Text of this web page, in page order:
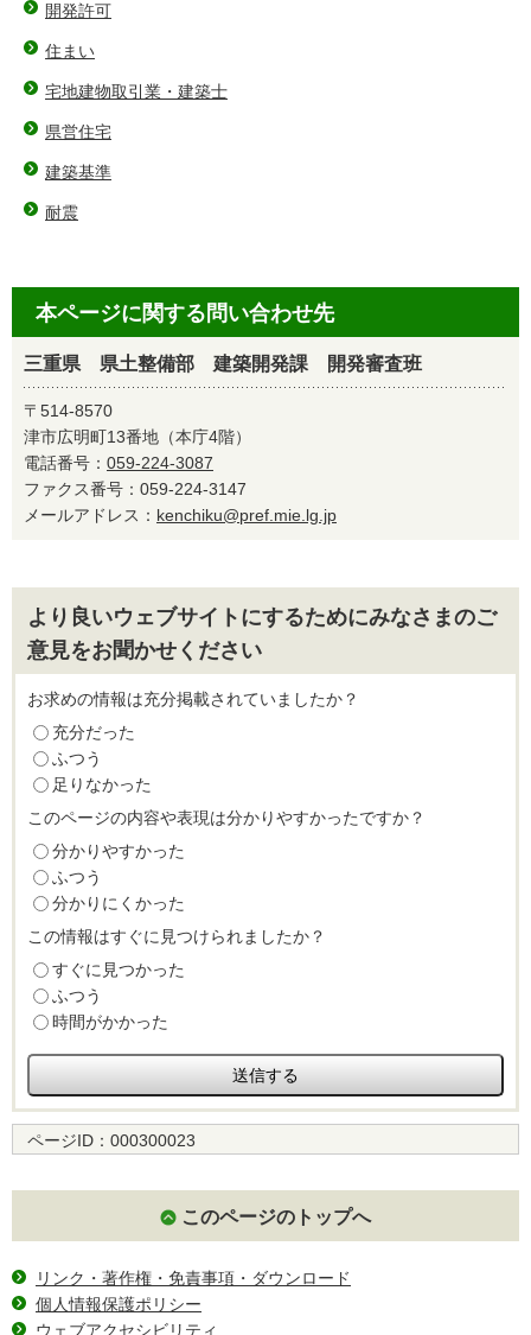
開発許可
住まい
宅地建物取引業・建築士
県営住宅
建築基準
耐震
本ページに関する問い合わせ先
三重県 県土整備部 建築開発課 開発審査班
〒514-8570
津市広明町13番地（本庁4階）
電話番号： 059-224-3087
ファクス番号：059-224-3147
メールアドレス： kenchiku@pref.mie.lg.jp
より良いウェブサイトにするためにみなさまのご
意見をお聞かせください
お求めの情報は充分掲載されていましたか？
充分だった
ふつう
足りなかった
このページの内容や表現は分かりやすかったですか？
分かりやすかった
ふつう
分かりにくかった
この情報はすぐに見つけられましたか？
すぐに見つかった
ふつう
時間がかかった
ページID： 000300023
このページのトップへ
リンク・著作権・免責事項・ダウンロード
個人情報保護ポリシー
ウェブアクセシビリティ